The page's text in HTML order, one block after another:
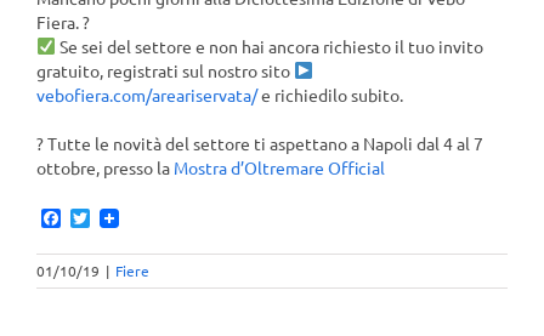
Fiera.?
Se sei del settore e non hai ancora richiesto il tuo invito
gratuito, registrati sul nostro sito
vebofiera.com/areariservata/e richiedilo subito.
?Tutte le novità del settore ti aspettano a Napoli dal 4 al 7
ottobre, presso la Mostra d’Oltremare Official
Facebook
Twitter
01/10/19 | Fiere